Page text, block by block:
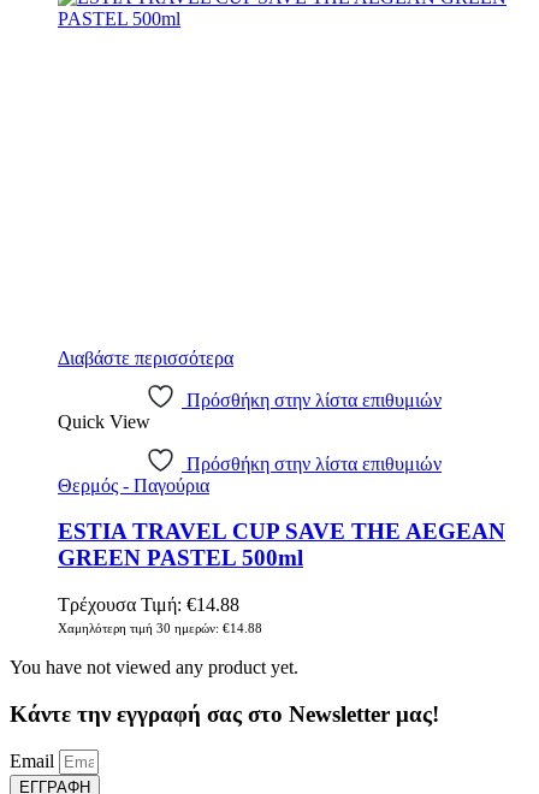
Διαβάστε περισσότερα
Πρόσθήκη στην λίστα επιθυμιών
Quick View
Πρόσθήκη στην λίστα επιθυμιών
Θερμός - Παγούρια
ESTIA TRAVEL CUP SAVE THE AEGEAN
GREEN PASTEL 500ml
Τρέχουσα Τιμή: €14.88
Χαμηλότερη τιμή 30 ημερών: €14.88
You have not viewed any product yet.
Κάντε την εγγραφή σας στο Newsletter μας!
Email
ΕΓΓΡΑΦΗ